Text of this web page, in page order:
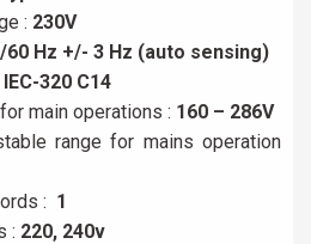
: 230V
60 Hz +/- 3 Hz (auto sensing)
IEC-320 C14
main operations : 160 – 286V
range for mains operation
: 1
: 220, 240v